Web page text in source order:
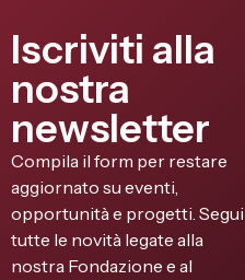
Iscriviti alla
nostra
newsletter
Compila il form per restare
aggiornato su eventi,
opportunità e progetti. Segui
tutte le novità legate alla
nostra Fondazione e al